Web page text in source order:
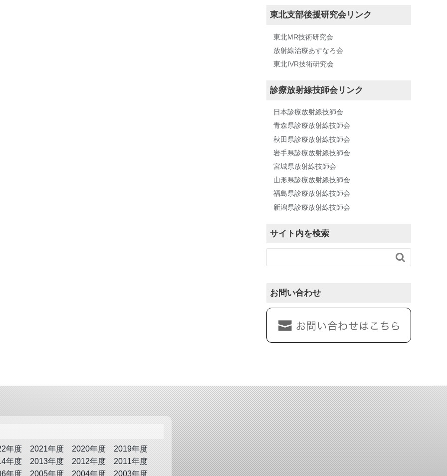
東北支部後援研究会リンク
東北MR技術研究会
放射線治療あすなろ会
東北IVR技術研究会
診療放射線技師会リンク
日本診療放射線技師会
青森県診療放射線技師会
秋田県診療放射線技師会
岩手県診療放射線技師会
宮城県放射線技師会
山形県診療放射線技師会
福島県診療放射線技師会
新潟県診療放射線技師会
サイト内を検索

お問い合わせ
年度 2021年度 2020年度
2019年度
年度
2013年度 2012年度
2011年度
年度
2005年度 2004年度 2003年度